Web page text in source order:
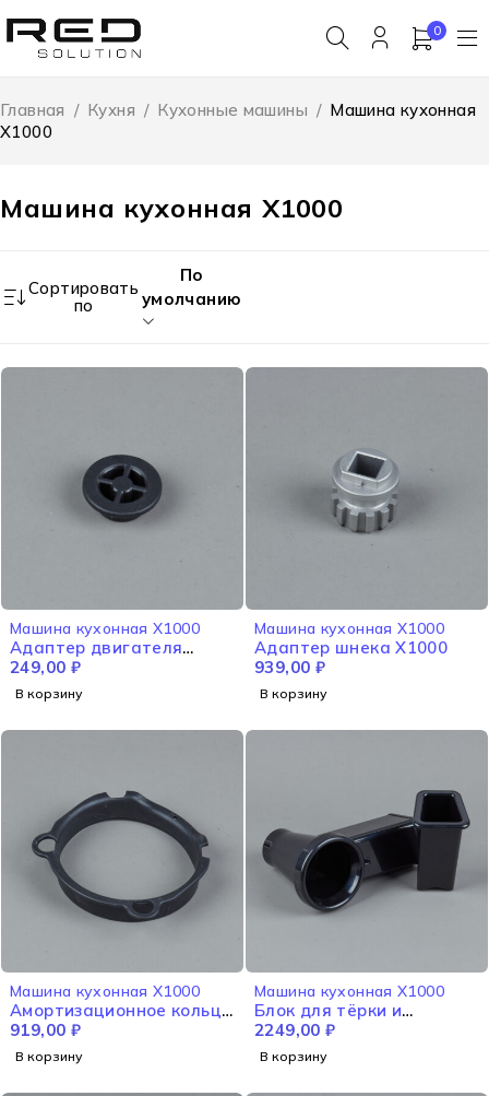
0
Машина кухонная X1000
Главная / Кухня / Кухонные машины / Машина кухонная
X1000
Сортировать
по
По
умолчанию
Машина кухонная X1000
Адаптер двигателя
X1000
249,00 ₽
В корзину
Машина кухонная X1000
Адаптер шнека X1000
939,00 ₽
В корзину
Машина кухонная X1000
Амортизационное кольцо
среднего корпуса X1000
919,00 ₽
В корзину
Машина кухонная X1000
Блок для тёрки и
шинковки X1000
2249,00 ₽
В корзину